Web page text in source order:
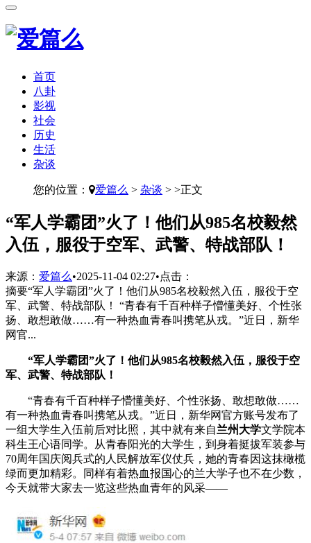
首页
八卦
影视
社会
历史
生活
杂谈
您的位置： 爱篇么 > 杂谈 > >正文
​“军人学霸团”火了！他们从985名校毅然
入伍，服役于空军、武警、特战部队！
来源： 爱篇么•2025-11-04 02:27•点击：
摘要“军人学霸团”火了！他们从985名校毅然入伍，服役于空
军、武警、特战部队！ “青春有千百种样子懵懂美好、个性张
扬、敢想敢做……有一种热血青春叫携笔从戎。”近日，新华
网官...
“军人学霸团”火了！他们从985名校毅然入伍，服役于空
军、武警、特战部队！
“青春有千百种样子懵懂美好、个性张扬、敢想敢做……
有一种热血青春叫携笔从戎。”近日，新华网官方账号发布了
一组大学生入伍前后对比照，其中就有来自兰州大学文学院本
科生王心语同学。从青春阳光的大学生，到身着挺拔军装参与
70周年国庆阅兵式的人民解放军仪仗兵，她的青春因这抹橄榄
绿而更加精彩。同样有着热血报国心的兰大学子也不在少数，
今天就带大家去一览这些热血青年的风采——